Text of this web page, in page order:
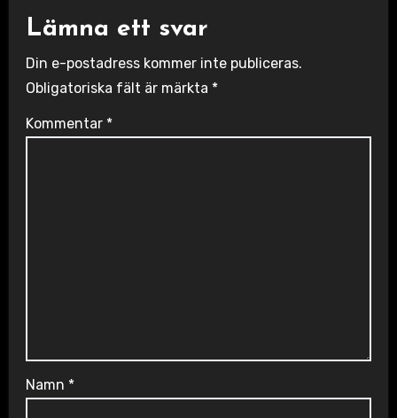
Lämna ett svar
Din e-postadress kommer inte publiceras.
Obligatoriska fält är märkta *
Kommentar *
Namn *